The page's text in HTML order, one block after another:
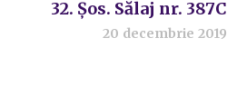
32. Șos. Sălaj nr. 387C
20 decembrie 2019